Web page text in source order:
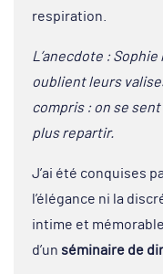
respiration.
L’anecdote :
oublient leurs
compris : on se
plus repartir.
J’ai été conquises
l’élégance ni la
intime et
d’un séminaire de